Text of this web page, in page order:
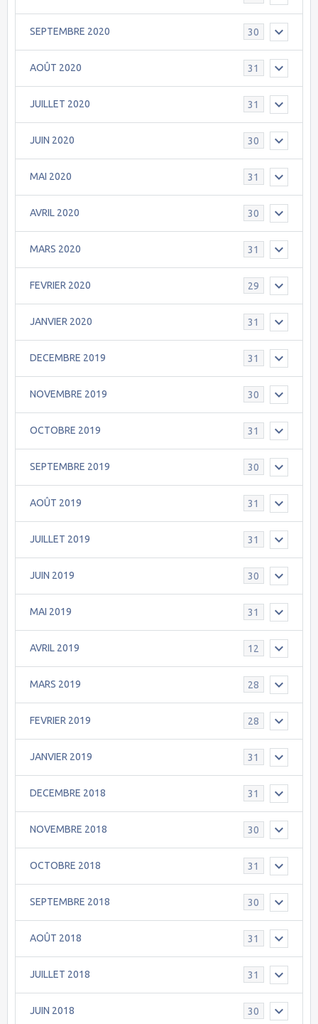
SEPTEMBRE 2020 30
AOÛT 2020 31
JUILLET 2020 31
JUIN 2020 30
MAI 2020 31
AVRIL 2020 30
MARS 2020 31
FEVRIER 2020 29
JANVIER 2020 31
DECEMBRE 2019 31
NOVEMBRE 2019 30
OCTOBRE 2019 31
SEPTEMBRE 2019 30
AOÛT 2019 31
JUILLET 2019 31
JUIN 2019 30
MAI 2019 31
AVRIL 2019 12
MARS 2019 28
FEVRIER 2019 28
JANVIER 2019 31
DECEMBRE 2018 31
NOVEMBRE 2018 30
OCTOBRE 2018 31
SEPTEMBRE 2018 30
AOÛT 2018 31
JUILLET 2018 31
JUIN 2018 30